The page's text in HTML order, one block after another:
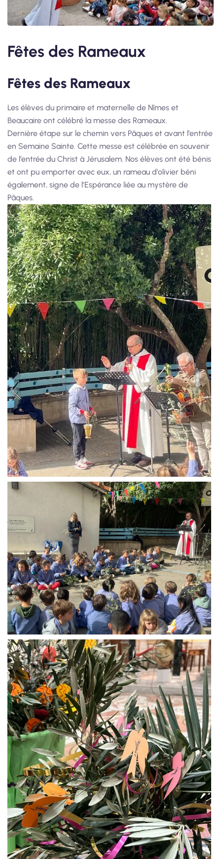
Fêtes des Rameaux
Fêtes des Rameaux
Les élèves du primaire et maternelle de Nîmes et
Beaucaire ont célébré la messe des Rameaux.
Dernière étape sur le chemin vers Pâques et avant l’entrée
en Semaine Sainte. Cette messe est célébrée en souvenir
de l’entrée du Christ à Jérusalem. Nos élèves ont été bénis
et ont pu emporter avec eux, un rameau d’olivier béni
également, signe de l’Espérance liée au mystère de
Pâques.